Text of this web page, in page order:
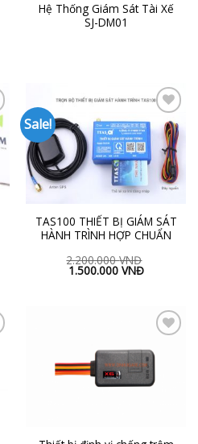
Hệ Thống Giám Sát Tài Xế
SJ-DM01
Sale!
Add to
Wishlist
TAS100 THIẾT BỊ GIÁM SÁT
HÀNH TRÌNH HỢP CHUẨN
2.200.000VNĐ
1.500.000 VNĐ
Wishlist